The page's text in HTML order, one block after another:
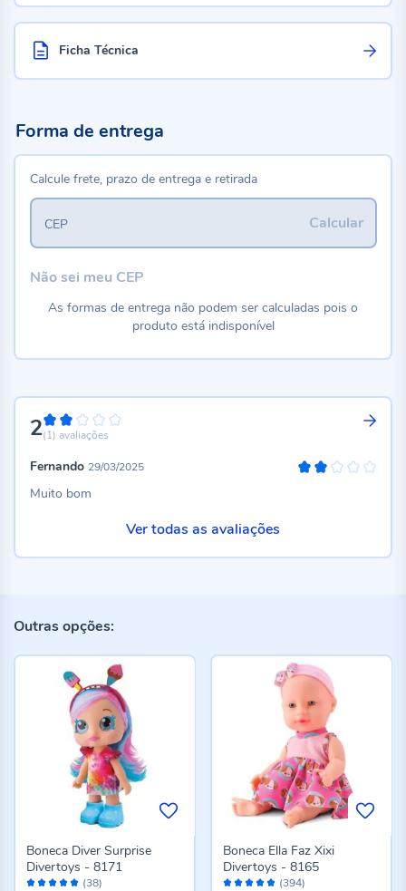
Ficha Técnica
240%
(1) avaliações
Fernando 29/03/2025
Muito bom
Ver todas as avaliações
Forma de entrega
Calcule frete, prazo de entrega e retirada
Calcular
CEP
Não sei meu CEP
As formas de entrega não podem ser calculadas pois o
produto está indisponível
Outras opções:
Avaliação: (38)
Boneca Diver Surprise
Divertoys - 8171
Avaliação: (394)
Boneca Ella Faz Xixi
Divertoys - 8165